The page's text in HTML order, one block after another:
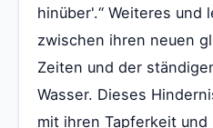
hinüber'.“ Weiteres und
zwischen ihren neuen
Zeiten und der
Wasser. Dieses
mit ihren Tapferkeit